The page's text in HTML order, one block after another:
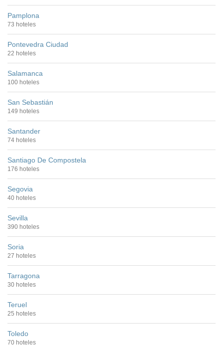
Pamplona
73 hoteles
Pontevedra Ciudad
22 hoteles
Salamanca
100 hoteles
San Sebastián
149 hoteles
Santander
74 hoteles
Santiago De Compostela
176 hoteles
Segovia
40 hoteles
Sevilla
390 hoteles
Soria
27 hoteles
Tarragona
30 hoteles
Teruel
25 hoteles
Toledo
70 hoteles